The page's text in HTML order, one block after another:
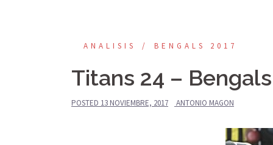
ANALISIS BENGALS 2017
Titans 24 –
POSTED 13 NOVIEMBRE, 2017 ANTONIO MAGON